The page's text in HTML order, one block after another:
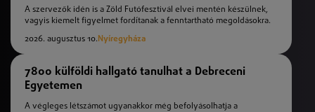
A szervezők idén is a Zöld Futófesztivál elvei mentén készülnek,
vagyis kiemelt figyelmet fordítanak a fenntartható megoldásokra.
2026. augusztus 10. Nyíregyháza
7800 külföldi hallgató tanulhat a Debreceni
Egyetemen
A végleges létszámot ugyanakkor még befolyásolhatja a